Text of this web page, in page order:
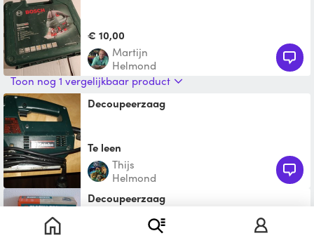
€ 10,00
Martijn
Helmond
Toon nog 1 vergelijkbaar product
decoupeerzaag
Te leen
Thijs
Helmond
Decoupeerzaag